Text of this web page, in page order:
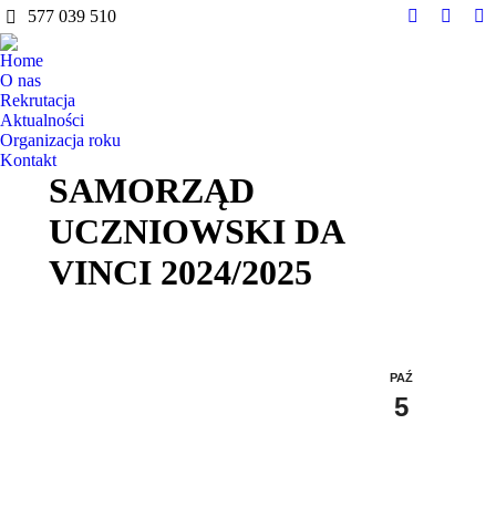
treści577 039 510
Facebook
Home
O nas
Rekrutacja
Aktualności
Organizacja roku
Kontakt
SAMORZĄD
UCZNIOWSKI DA
VINCI 2024/2025
PAŹ
5